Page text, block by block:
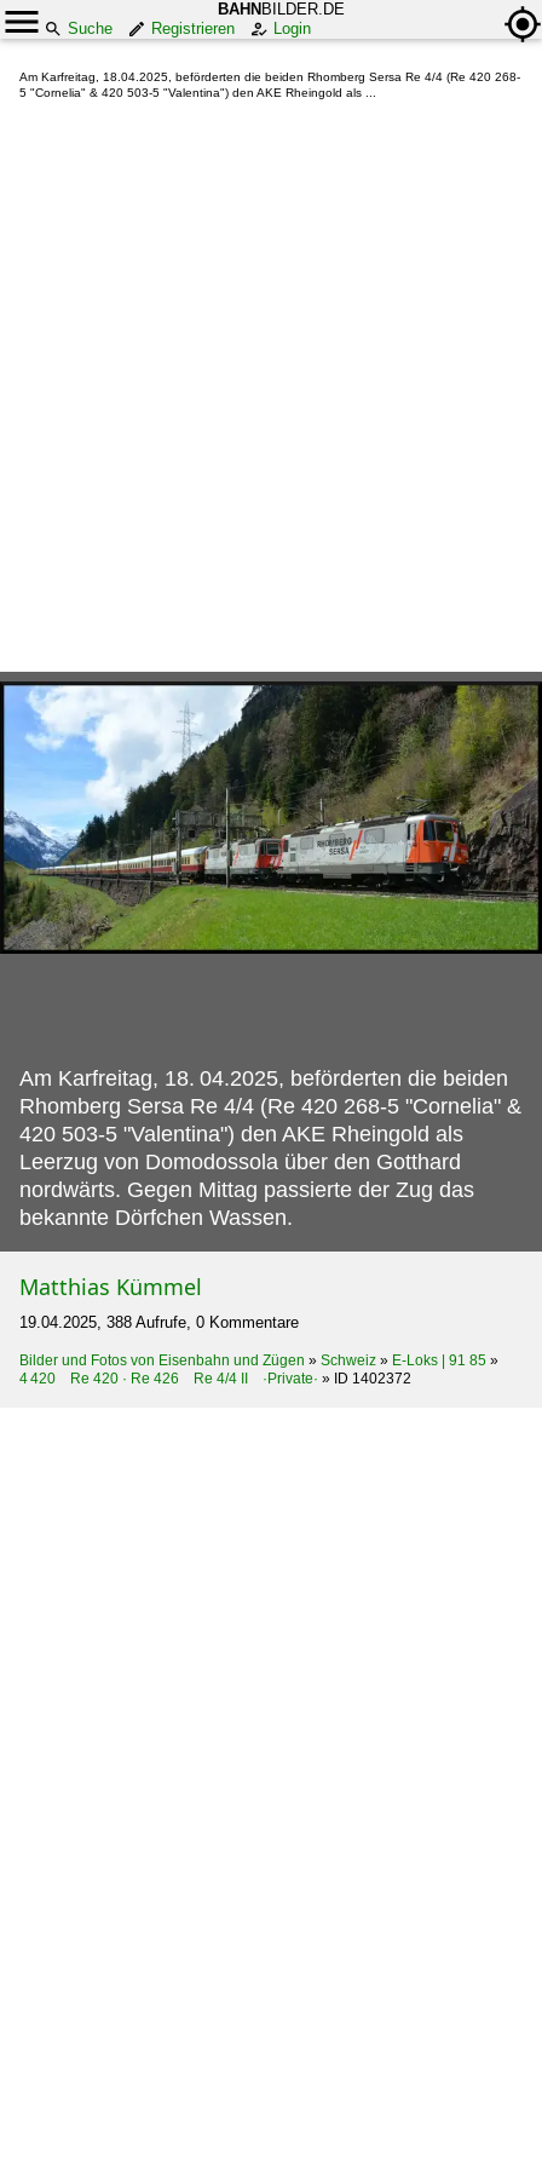
BAHN BILDER.DE
Suche
Registrieren Login
Am Karfreitag, 18.04.2025, beförderten die beiden Rhomberg Sersa Re 4/4 (Re 420 268-
5 "Cornelia" & 420 503-5 "Valentina") den AKE Rheingold als ...
Am Karfreitag, 18. 04.2025, beförderten die beiden
Rhomberg Sersa Re 4/4 (Re 420 268-5 "Cornelia" &
420 503-5 "Valentina") den AKE Rheingold als
Leerzug von Domodossola über den Gotthard
nordwärts. Gegen Mittag passierte der Zug das
bekannte Dörfchen Wassen.
Matthias Kümmel
19.04.2025, 388 Aufrufe, 0 Kommentare
Bilder und Fotos von Eisenbahn und Zügen » Schweiz » E-Loks | 91 85 »
4 420 Re 420 · Re 426 Re 4/4 II ·Private· » ID 1402372